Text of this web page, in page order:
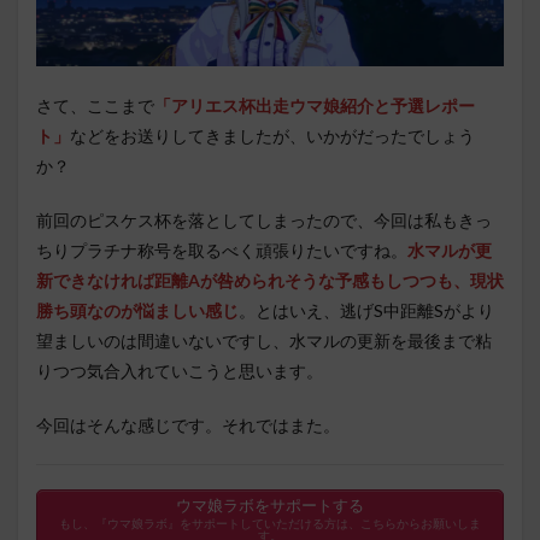
さて、ここまで 「アリエス杯出走ウマ娘紹介と予選レポー
ト」 などをお送りしてきましたが、いかがだったでしょう
か？
前回のピスケス杯を落としてしまったので、今回は私もきっ
ちりプラチナ称号を取るべく頑張りたいですね。 水マルが更
新できなければ距離Aが咎められそうな予感もしつつも、現状
勝ち頭なのが悩ましい感じ。とはいえ、逃げS中距離Sがより
望ましいのは間違いないですし、水マルの更新を最後まで粘
りつつ気合入れていこうと思います。
今回はそんな感じです。それではまた。
ウマ娘ラボをサポートする
もし、『ウマ娘ラボ』をサポートしていただける方は、こちらからお願いしま
す。